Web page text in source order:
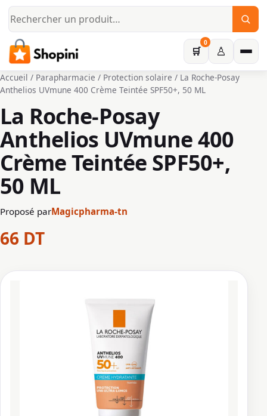
Aller au contenu principal
🛒
0
♙
Accueil / Parapharmacie / Protection solaire / La Roche-Posay
Anthelios UVmune 400 Crème Teintée SPF50+, 50 ML
La Roche-Posay
Anthelios UVmune 400
Crème Teintée SPF50+,
50 ML
Proposé parMagicpharma-tn
66 DT